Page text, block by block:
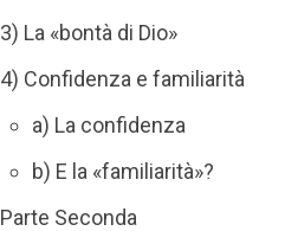
3) La «bontà di Dio»
4) Confidenza e familiarità
a) La confidenza
b) E la «familiarità»?
Parte Seconda